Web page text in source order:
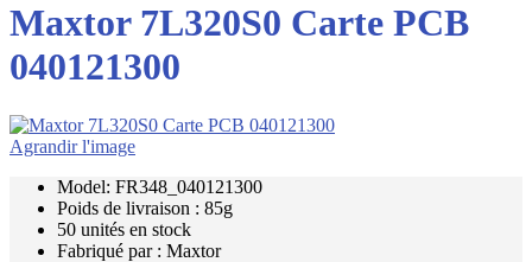
Maxtor 7L320S0 Carte PCB
040121300
Agrandir l'image
Model: FR348_040121300
Poids de livraison : 85g
50 unités en stock
Fabriqué par : Maxtor